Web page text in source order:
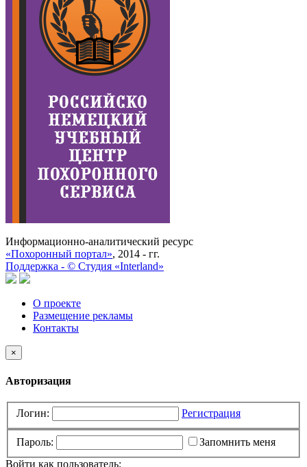
Информационно-аналитический ресурс
«Похоронный портал», 2014 - гг.
Поддержка - © Cтудия «Interland»
О проекте
Размещение рекламы
Контакты
×
Авторизация
Логин: Регистрация
Пароль:
Запомнить меня
Войти как пользователь: